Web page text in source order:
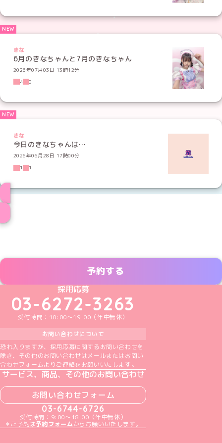
きな
6月のきなちゃんと7月のきなちゃん
2026年07月03日 13時12分
4
0
きな
今日のきなちゃんは…
2026年06月28日 17時00分
1
1
予約する
めいどりーみんTikTok公式アカウント
めいどりーみんX公式アカウント
めいどりーみんInstagram公式アカウント
めいどりーみんFacebook公式アカウン
めいどりーみんYouTube公式アカ
採用応募
03-6272-3263
受付時間：10:00～19:00（年中無休）
お問い合わせについて
恐れ入りますが、採用応募に関するお問い合わせを
除き、その他のお問い合わせはメールまたはお問い
合わせフォームよりご連絡をお願いいたします。
サービス、商品、その他のお問い合わせ
お問い合わせフォーム
03-6744-6726
受付時間：9:00～18:00（年中無休）
＊ご予約は予約フォームからお願いいたします。